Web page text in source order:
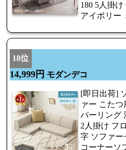
180 5人掛
アイボリー
18位
14,999円 モダンデコ
[即日出荷]
ァー こた
バーリング
2人掛け フ
字 ソファー
コーナーソ